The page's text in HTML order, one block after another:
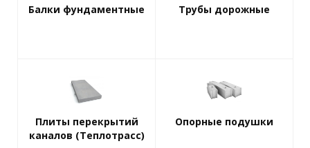
Балки фундаментные Трубы дорожные
Плиты перекрытий
каналов (Теплотрасс)
Опорные подушки